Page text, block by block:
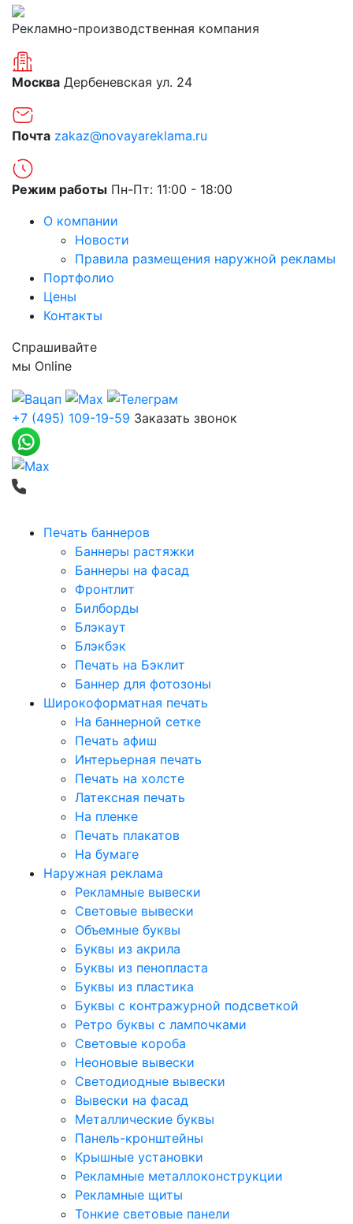
Рекламно-производственная компания
Москва Дербеневская ул. 24
Почта zakaz@novayareklama.ru
Режим работы Пн-Пт: 11:00 - 18:00
О компании
Новости
Правила размещения наружной рекламы
Портфолио
Цены
Контакты
Спрашивайте
мы Online
+7 (495) 109-19-59 Заказать звонок
Печать баннеров
Баннеры растяжки
Баннеры на фасад
Фронтлит
Билборды
Блэкаут
Блэкбэк
Печать на Бэклит
Баннер для фотозоны
Широкоформатная печать
На баннерной сетке
Печать афиш
Интерьерная печать
Печать на холсте
Латексная печать
На пленке
Печать плакатов
На бумаге
Наружная реклама
Рекламные вывески
Световые вывески
Объемные буквы
Буквы из акрила
Буквы из пенопласта
Буквы из пластика
Буквы с контражурной подсветкой
Ретро буквы с лампочками
Световые короба
Неоновые вывески
Светодиодные вывески
Вывески на фасад
Металлические буквы
Панель-кронштейны
Крышные установки
Рекламные металлоконструкции
Рекламные щиты
Тонкие световые панели